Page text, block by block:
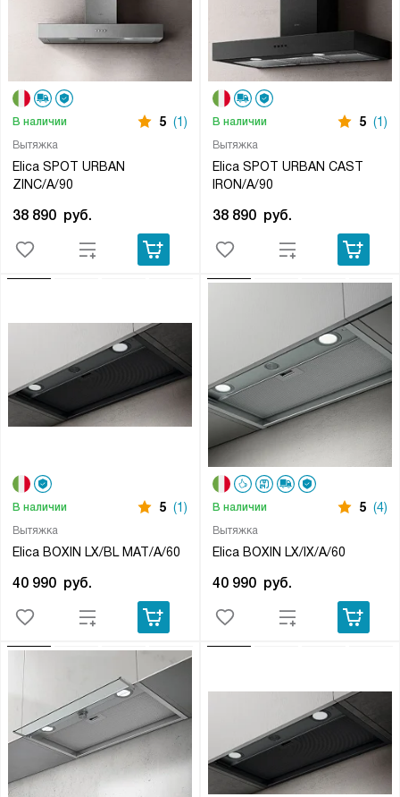
Вытяжка
Elica SPOT URBAN
ZINC/A/90
В наличии 5 (1)
38 890 руб.
Вытяжка
Elica SPOT URBAN CAST
IRON/A/90
В наличии 5 (1)
38 890 руб.
Вытяжка
Elica BOXIN LX/BL MAT/A/60
В наличии 5 (1)
40 990 руб.
Вытяжка
Elica BOXIN LX/IX/A/60
В наличии 5 (4)
40 990 руб.